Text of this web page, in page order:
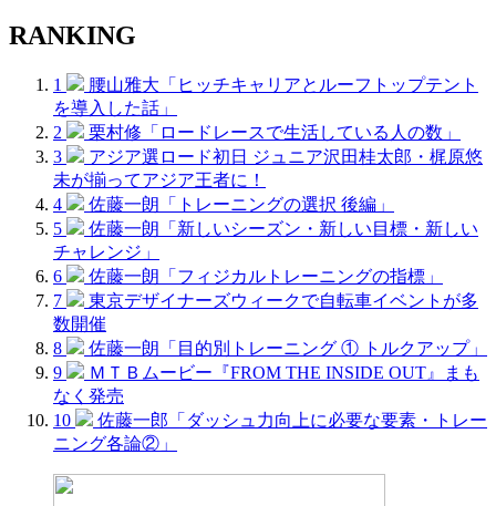
RANKING
1
腰山雅大「ヒッチキャリアとルーフトップテント
を導入した話」
2
栗村修「ロードレースで生活している人の数」
3
アジア選ロード初日 ジュニア沢田桂太郎・梶原悠
未が揃ってアジア王者に！
4
佐藤一朗「トレーニングの選択 後編」
5
佐藤一朗「新しいシーズン・新しい目標・新しい
チャレンジ」
6
佐藤一朗「フィジカルトレーニングの指標」
7
東京デザイナーズウィークで自転車イベントが多
数開催
8
佐藤一朗「目的別トレーニング ① トルクアップ」
9
ＭＴＢムービー『FROM THE INSIDE OUT』まも
なく発売
10
佐藤一郎「ダッシュ力向上に必要な要素・トレー
ニング各論②」